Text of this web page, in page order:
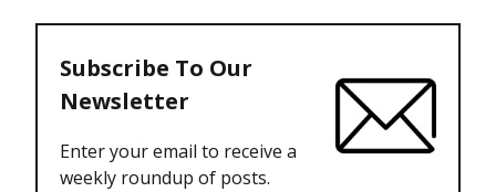
Subscribe To Our
Newsletter
Enter your email to receive a
weekly roundup of posts.